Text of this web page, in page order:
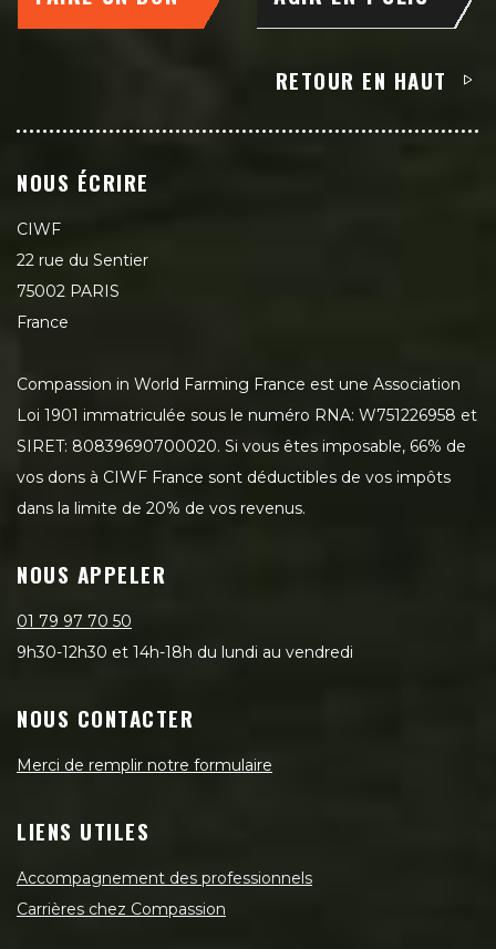
RETOUR EN HAUT
NOUS ÉCRIRE
CIWF
22 rue du Sentier
75002 PARIS
France
Compassion in World Farming France est une Association
Loi 1901 immatriculée sous le numéro RNA: W751226958 et
SIRET: 80839690700020. Si vous êtes imposable, 66% de
vos dons à CIWF France sont déductibles de vos impôts
dans la limite de 20% de vos revenus.
NOUS APPELER
01 79 97 70 50
9h30-12h30 et 14h-18h du lundi au vendredi
NOUS CONTACTER
Merci de remplir notre formulaire
LIENS UTILES
Accompagnement des professionnels
Carrières chez Compassion